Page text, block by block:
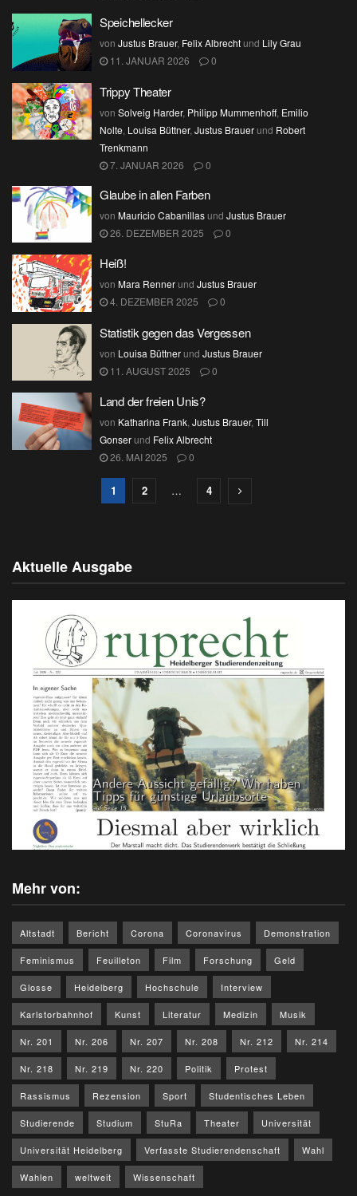
Speichellecker
von Justus Brauer, Felix Albrechtund Lily Grau
11. JANUAR 2026
0
Trippy Theater
von Solveig Harder, Philipp Mummenhoff, Emilio
Nolte, Louisa Büttner, Justus Brauerund Robert
Trenkmann
7. JANUAR 2026
0
Glaube in allen Farben
von Mauricio Cabanillasund Justus Brauer
26. DEZEMBER 2025
0
Heiß!
von Mara Rennerund Justus Brauer
4. DEZEMBER 2025
0
Statistik gegen das Vergessen
von Louisa Büttnerund Justus Brauer
11. AUGUST 2025
0
Land der freien Unis?
von Katharina Frank, Justus Brauer, Till
Gonserund Felix Albrecht
26. MAI 2025
0
1 2 … 4
Aktuelle Ausgabe
Mehr von:
Altstadt Bericht Corona Coronavirus Demonstration
Feminismus Feuilleton Film Forschung Geld
Glosse Heidelberg Hochschule Interview
Karlstorbahnhof Kunst Literatur Medizin Musik
Nr. 201 Nr. 206 Nr. 207 Nr. 208 Nr. 212 Nr. 214
Nr. 218 Nr. 219 Nr. 220 Politik Protest
Rassismus Rezension Sport Studentisches Leben
Studierende Studium StuRa Theater Universität
Universität Heidelberg Verfasste Studierendenschaft Wahl
Wahlen weltweit Wissenschaft